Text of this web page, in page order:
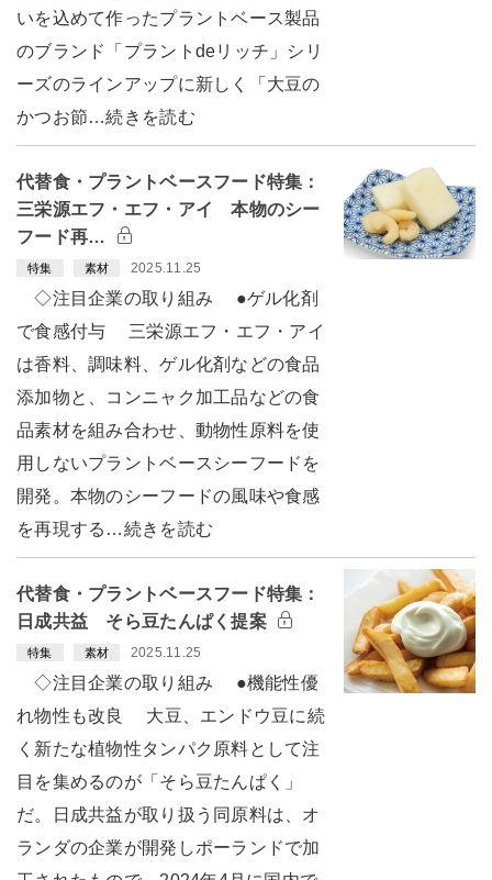
いを込めて作ったプラントベース製品
のブランド「プラントdeリッチ」シリ
ーズのラインアップに新しく「大豆の
かつお節…続きを読む
代替食・プラントベースフード特集：
三栄源エフ・エフ・アイ 本物のシー
フード再…
特集 素材 2025.11.25
◇注目企業の取り組み ●ゲル化剤
で食感付与 三栄源エフ・エフ・アイ
は香料、調味料、ゲル化剤などの食品
添加物と、コンニャク加工品などの食
品素材を組み合わせ、動物性原料を使
用しないプラントベースシーフードを
開発。本物のシーフードの風味や食感
を再現する…続きを読む
代替食・プラントベースフード特集：
日成共益 そら豆たんぱく提案
特集 素材 2025.11.25
◇注目企業の取り組み ●機能性優
れ物性も改良 大豆、エンドウ豆に続
く新たな植物性タンパク原料として注
目を集めるのが「そら豆たんぱく」
だ。日成共益が取り扱う同原料は、オ
ランダの企業が開発しポーランドで加